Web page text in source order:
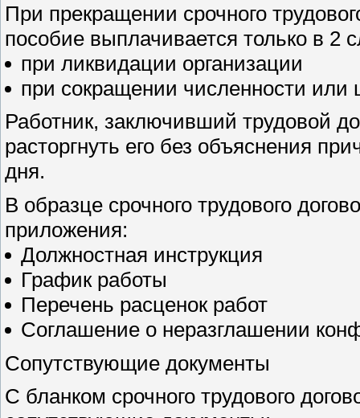
При прекращении срочного
пособие выплачивается только в 2
при ликвидации организации
при сокращении численности или
Работник, заключивший трудовой
расторгнуть его без объяснения
дня.
В образце срочного трудового
приложения:
Должностная инструкция
График работы
Перечень расценок работ
Соглашение о неразглашении
Сопутствующие документы
С бланком срочного трудового